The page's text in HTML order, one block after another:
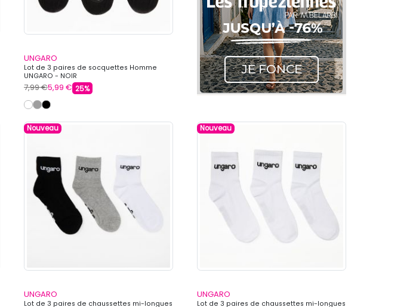
UNGARO
Lot de 3 paires de socquettes Homme
UNGARO - NOIR
7,99 €5,99 € 25%
Nouveau
UNGARO
Lot de 3 paires de chaussettes mi-longues
Nouveau
UNGARO
Lot de 3 paires de chaussettes mi-longues